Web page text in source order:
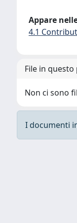
Appare
4.1
File in
Non ci sono
I documenti